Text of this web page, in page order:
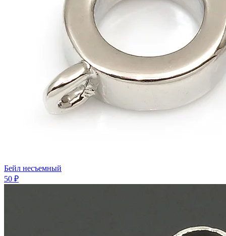
Бейл несъемный
50 ₽